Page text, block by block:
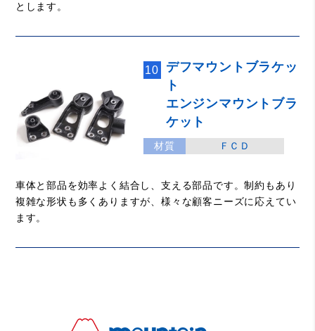
とします。
10
デフマウントブラケッ
ト
エンジンマウントブラ
ケット
材質 ＦＣＤ
車体と部品を効率よく結合し、支える部品です。制約もあり
複雑な形状も多くありますが、様々な顧客ニーズに応えてい
ます。